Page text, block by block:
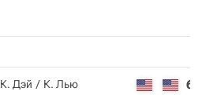
К. Дэй К. Лью 6